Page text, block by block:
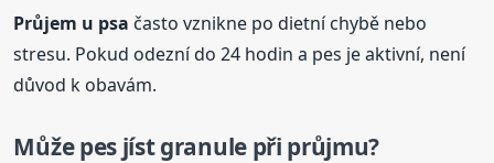
Průjem u psa často vznikne po dietní chybě nebo
stresu. Pokud odezní do 24 hodin a pes je aktivní, není
důvod k obavám.
Může pes jíst granule při průjmu?